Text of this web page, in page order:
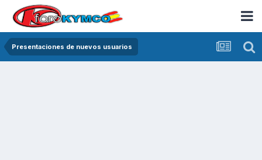
Presentaciones de nuevos usuarios